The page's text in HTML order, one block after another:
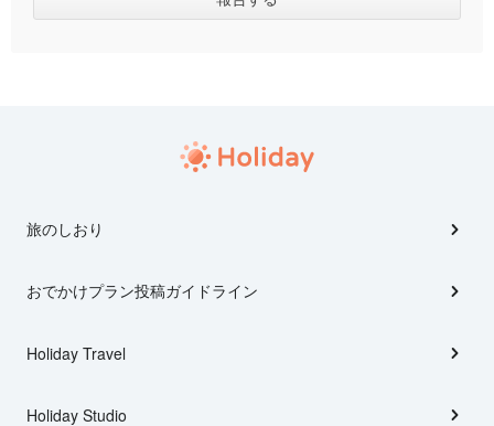
旅のしおり
おでかけプラン投稿ガイドライン
Holiday Travel
Holiday Studio